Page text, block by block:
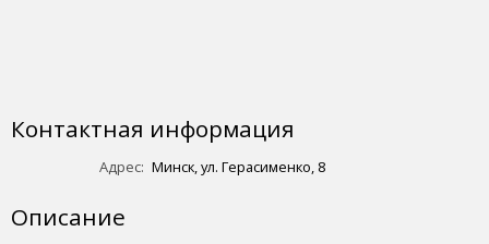
Контактная информация
Адрес: Минск, ул. Герасименко, 8
Описание